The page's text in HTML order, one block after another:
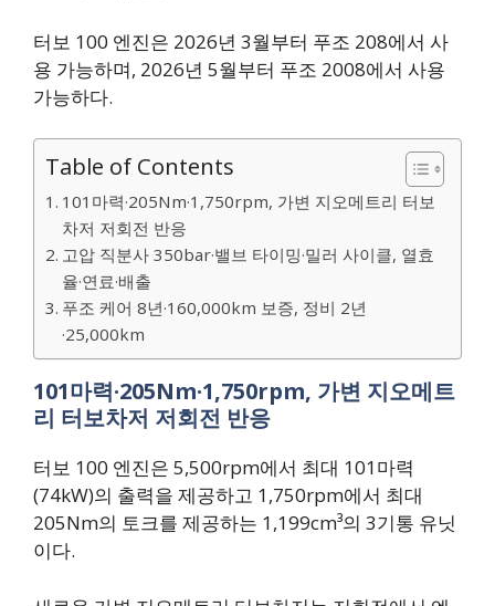
터보 100 엔진은 2026년 3월부터 푸조 208에서 사
용 가능하며, 2026년 5월부터 푸조 2008에서 사용
가능하다.
Table of Contents
101마력·205Nm·1,750rpm, 가변 지오메트리 터보
차저 저회전 반응
고압 직분사 350bar·밸브 타이밍·밀러 사이클, 열효
율·연료·배출
푸조 케어 8년·160,000km 보증, 정비 2년
·25,000km
101마력·205Nm·1,750rpm, 가변 지오메트
리 터보차저 저회전 반응
터보 100 엔진은 5,500rpm에서 최대 101마력
(74kW)의 출력을 제공하고 1,750rpm에서 최대
205Nm의 토크를 제공하는 1,199cm³의 3기통 유닛
이다.